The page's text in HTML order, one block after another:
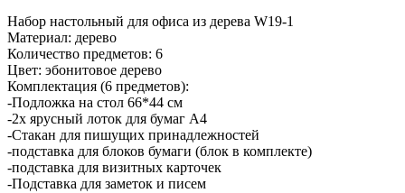
Набор настольный для офиса из дерева W19-1
Материал: дерево
Количество предметов: 6
Цвет: эбонитовое дерево
Комплектация (6 предметов):
-Подложка на стол 66*44 см
-2х ярусный лоток для бумаг А4
-Стакан для пишущих принадлежностей
-подставка для блоков бумаги (блок в комплекте)
-подставка для визитных карточек
-Подставка для заметок и писем